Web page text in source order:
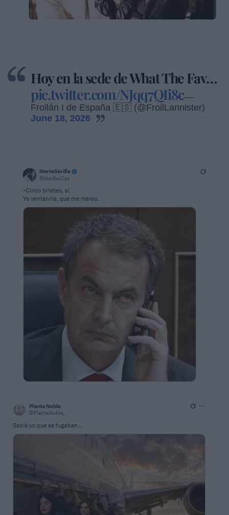
Hoy en la sede de What The Fav…
pic.twitter.com/NJqq7QIi8c—
Froilán I de España 🇪🇸 (@FroilLannister)
June 18, 2026